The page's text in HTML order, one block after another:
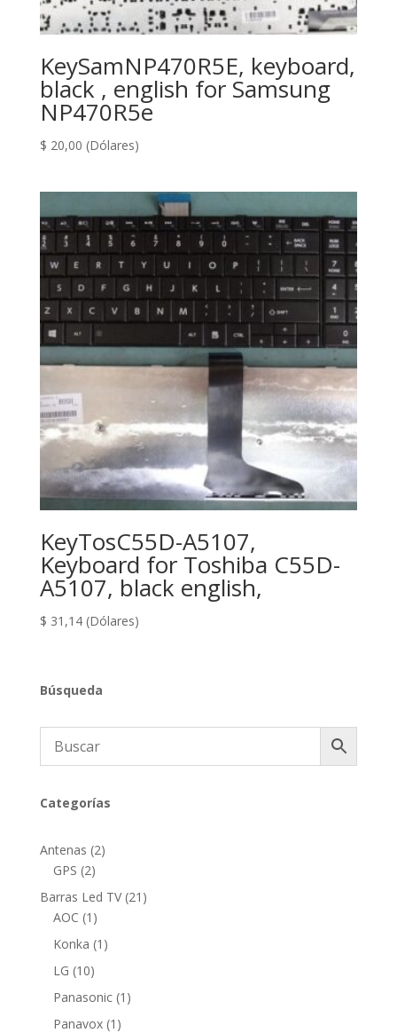
KeySamNP470R5E, keyboard,
black , english for Samsung
NP470R5e
$ 20,00 (Dólares)
KeyTosC55D-A5107,
Keyboard for Toshiba C55D-
A5107, black english,
$ 31,14 (Dólares)
Búsqueda
Categorías
Antenas 22
GPS 22
productos
Barras Led TV 21 21
AOC 1 1
producto
Konka 1 1
LG 1010
productos
Panasonic 1 1
Panavox 1 1